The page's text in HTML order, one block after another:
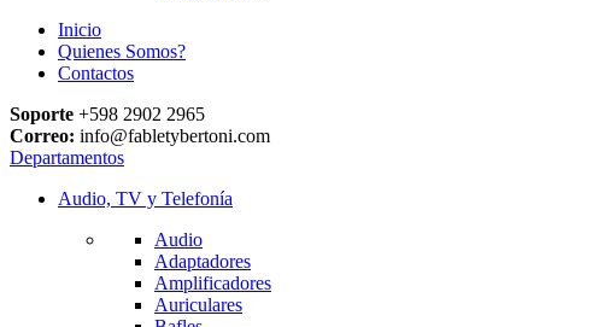
Inicio
Quienes Somos?
Contactos
Soporte +598 2902 2965
Correo: info@fabletybertoni.com
Departamentos
Audio, TV y Telefonía
Audio
Adaptadores
Amplificadores
Auriculares